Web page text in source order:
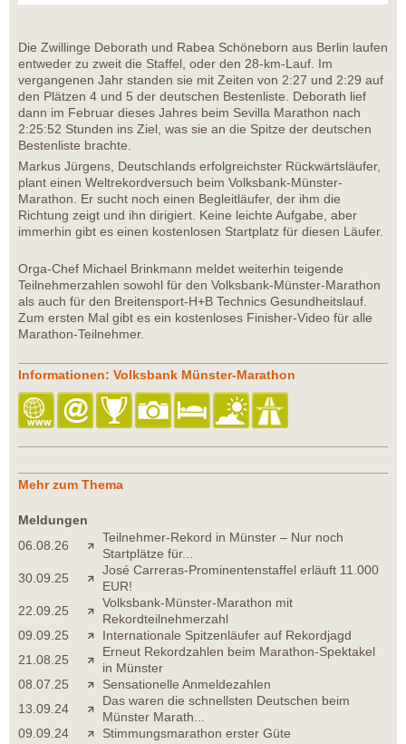
Die Zwillinge Deborath und Rabea Schöneborn aus Berlin laufen
entweder zu zweit die Staffel, oder den 28-km-Lauf. Im
vergangenen Jahr standen sie mit Zeiten von 2:27 und 2:29 auf
den Plätzen 4 und 5 der deutschen Bestenliste. Deborath lief
dann im Februar dieses Jahres beim Sevilla Marathon nach
2:25:52 Stunden ins Ziel, was sie an die Spitze der deutschen
Bestenliste brachte.
Markus Jürgens, Deutschlands erfolgreichster Rückwärtsläufer,
plant einen Weltrekordversuch beim Volksbank-Münster-
Marathon. Er sucht noch einen Begleitläufer, der ihm die
Richtung zeigt und ihn dirigiert. Keine leichte Aufgabe, aber
immerhin gibt es einen kostenlosen Startplatz für diesen Läufer.
Orga-Chef Michael Brinkmann meldet weiterhin teigende
Teilnehmerzahlen sowohl für den Volksbank-Münster-Marathon
als auch für den Breitensport-H+B Technics Gesundheitslauf.
Zum ersten Mal gibt es ein kostenloses Finisher-Video für alle
Marathon-Teilnehmer.
Informationen: Volksbank Münster-Marathon
Mehr zum Thema
Meldungen
06.08.26
Teilnehmer-Rekord in Münster – Nur noch
Startplätze für...
30.09.25
José Carreras-Prominentenstaffel erläuft 11.000
EUR!
22.09.25
Volksbank-Münster-Marathon mit
Rekordteilnehmerzahl
09.09.25
Internationale Spitzenläufer auf Rekordjagd
21.08.25
Erneut Rekordzahlen beim Marathon-Spektakel
in Münster
08.07.25
Sensationelle Anmeldezahlen
13.09.24
Das waren die schnellsten Deutschen beim
Münster Marath...
09.09.24
Stimmungsmarathon erster Güte